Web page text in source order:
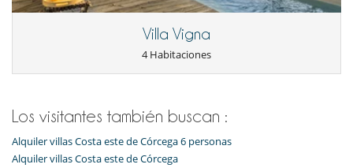
Villa Vigna
4 Habitaciones
Los visitantes también buscan :
Alquiler villas Costa este de Córcega 6 personas
Alquiler villas Costa este de Córcega